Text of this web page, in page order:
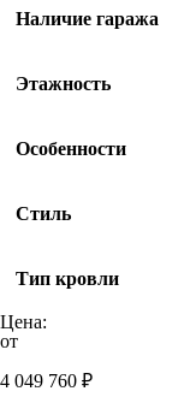
Наличие гаража
Этажность
Особенности
Стиль
Тип кровли
Цена:
от
4 049 760 ₽